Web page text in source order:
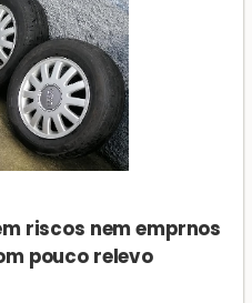
riscos nem emprnos
pouco relevo